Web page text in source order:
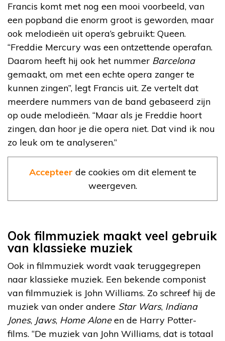
Francis komt met nog een mooi voorbeeld, van
een popband die enorm groot is geworden, maar
ook melodieën uit opera’s gebruikt: Queen.
“Freddie Mercury was een ontzettende operafan.
Daarom heeft hij ook het nummer Barcelona
gemaakt, om met een echte opera zanger te
kunnen zingen”, legt Francis uit. Ze vertelt dat
meerdere nummers van de band gebaseerd zijn
op oude melodieën. “Maar als je Freddie hoort
zingen, dan hoor je die opera niet. Dat vind ik nou
zo leuk om te analyseren.”
Accepteer de cookies om dit element te
weergeven.
Ook filmmuziek maakt veel gebruik
van klassieke muziek
Ook in filmmuziek wordt vaak teruggegrepen
naar klassieke muziek. Een bekende componist
van filmmuziek is John Williams. Zo schreef hij de
muziek van onder andere Star Wars, Indiana
Jones, Jaws, Home Aloneen de Harry Potter-
films. “De muziek van John Williams, dat is totaal